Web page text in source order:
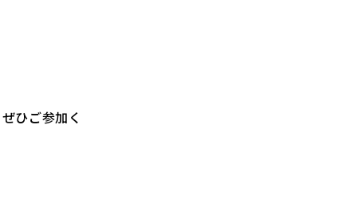
ひご参加く